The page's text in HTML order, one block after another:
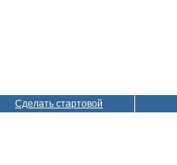
Сделать стартовой